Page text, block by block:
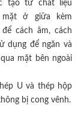
tạo từ chất liệu
mặt ở giữa kèm
cách âm, cách
dụng để ngăn và
mặt bên ngoài
U và thép hộp
bị cong vênh.